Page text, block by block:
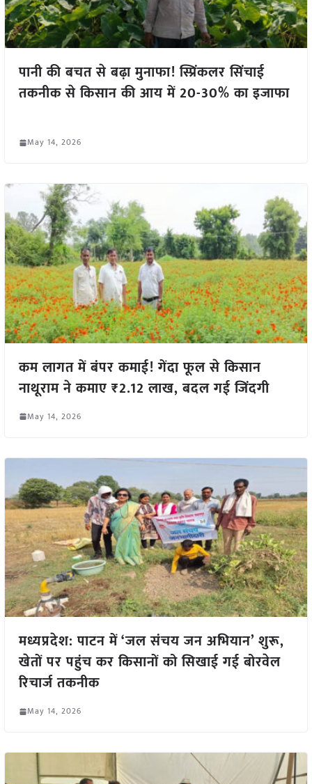
पानी की बचत से बढ़ा मुनाफा! स्प्रिंकलर सिंचाई
तकनीक से किसान की आय में 20-30% का इजाफा
May 14, 2026
कम लागत में बंपर कमाई! गेंदा फूल से किसान
नाथूराम ने कमाए ₹2.12 लाख, बदल गई जिंदगी
May 14, 2026
मध्यप्रदेश: पाटन में ‘जल संचय जन अभियान’ शुरू,
खेतों पर पहुंच कर किसानों को सिखाई गई बोरवेल
रिचार्ज तकनीक
May 14, 2026